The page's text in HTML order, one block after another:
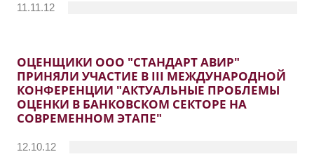
11.11.12
ОЦЕНЩИКИ ООО "СТАНДАРТ АВИР"
ПРИНЯЛИ УЧАСТИЕ В III МЕЖДУНАРОДНОЙ
КОНФЕРЕНЦИИ "АКТУАЛЬНЫЕ ПРОБЛЕМЫ
ОЦЕНКИ В БАНКОВСКОМ СЕКТОРЕ НА
СОВРЕМЕННОМ ЭТАПЕ"
12.10.12